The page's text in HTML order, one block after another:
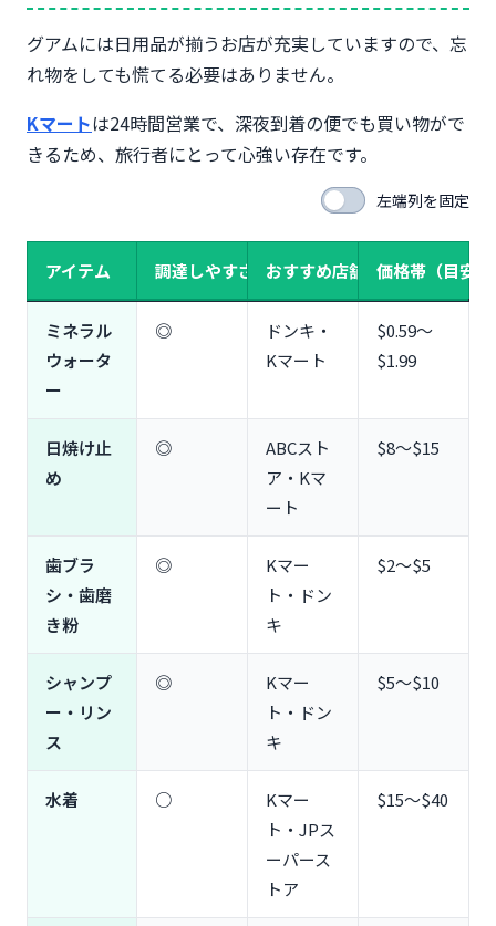
グアムには日用品が揃うお店が充実していますので、忘
れ物をしても慌てる必要はありません。
Kマートは24時間営業で、深夜到着の便でも買い物がで
きるため、旅行者にとって心強い存在です。
左端列を固定
アイテム 調達しやすさ おすすめ店舗 価格帯（目安）
ミネラル
ウォータ
ー
◎
ドンキ・
Kマート
$0.59〜
$1.99
日焼け止
め
◎
ABCスト
ア・Kマ
ート
$8〜$15
歯ブラ
シ・歯磨
き粉
◎
Kマー
ト・ドン
キ
$2〜$5
シャンプ
ー・リン
ス
◎
Kマー
ト・ドン
キ
$5〜$10
水着 ○
Kマー
ト・JPス
ーパース
トア
$15〜$40